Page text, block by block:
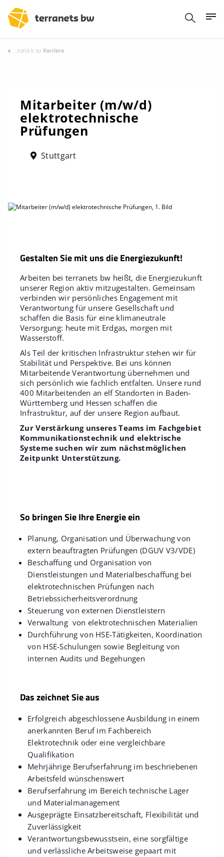
zurück zu Karriere
Mitarbeiter (m/w/d)
elektrotechnische
Prüfungen
Stuttgart
Gestalten Sie mit uns die Energiezukunft!
Arbeiten bei terranets bw heißt, die Energiezukunft
unserer Region aktiv mitzugestalten. Gemeinsam
verbinden wir persönliches Engagement mit
Verantwortung für unsere Gesellschaft und
schaffen die Basis für eine klimaneutrale
Versorgung: heute mit Erdgas, morgen mit
Wasserstoff.
Als Teil der kritischen Infrastruktur stehen wir für
Stabilität und Perspektive. Bei uns können
Mitarbeitende Verantwortung übernehmen und
sich persönlich wie fachlich entfalten. Unsere rund
400 Mitarbeitenden an elf Standorten in Baden-
Württemberg und Hessen schaffen die
Infrastruktur, auf der unsere Region aufbaut.
Zur Verstärkung unseres Teams im Fachgebiet
Kommunikationstechnik und elektrische
Systeme suchen wir zum nächstmöglichen
Zeitpunkt Unterstützung.
So bringen Sie Ihre Energie ein
Planung, Organisation und Überwachung von
extern beauftragten Prüfungen (DGUV V3/VDE)
Beschaffung und Organisation von
Dienstleistungen und Materialbeschaffung bei
elektrotechnischen Prüfungen nach
Betriebssicherheitsverordnung
Steuerung von externen Dienstleistern
Verwaltung von elektrotechnischen Materialien
Durchführung von HSE-Tätigkeiten, Koordination
von HSE-Schulungen sowie Begleitung von
internen Audits und Begehungen
Das zeichnet Sie aus
Erfolgreich abgeschlossene Ausbildung in einem
anerkannten Beruf im Fachbereich
Elektrotechnik oder eine vergleichbare
Qualifikation
Mehrjährige Berufserfahrung im beschriebenen
Arbeitsfeld wünschenswert
Berufserfahrung im Bereich technische Lager
und Materialmanagement
Ausgeprägte Einsatzbereitschaft, Flexibilität und
Zuverlässigkeit
Verantwortungsbewusstsein, eine sorgfältige
und verlässliche Arbeitsweise gepaart mit